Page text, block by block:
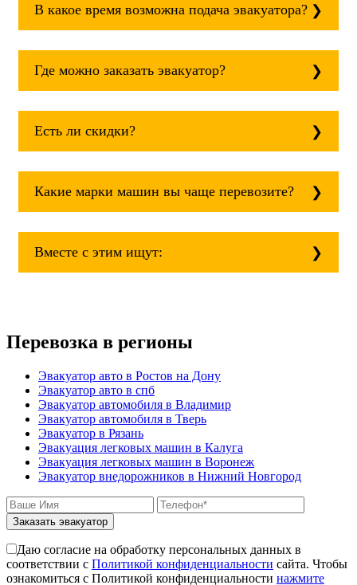
В какое время возможна подача эвакуатора?
время. Соколиная Гора всегда рядом!
Где можно заказать эвакуатор?
на любое расстояние звоните
Есть ли скидки?
можно получить дешево и быстро
Какие марки машин вы чаще перевозите?
isuzu;
nissan;
малолитражные авто и скутеры.
Вместе с этим ищут:
автоматической КПП блокировка
колес
для снегоходов
Эвакуатор с паркинга штрафстоянки
Соколиная Гора - Екатеринбург
буксровка
Как вызвать эвакуатор с подземного
паркинга
Соколиная Гора - Марьино недорого
Соколиная Гора - Питер
эвакуатор седан
эвакуатор пикапа
эвакуатор фургона
эвакуатор в сто
эвакуатор из гаража
Перевозка в регионы
Эвакуатор авто в Ростов на Дону
Эвакуатор авто в спб
Эвакуатор автомобиля в Владимир
Эвакуатор автомобиля в Тверь
Эвакуатор в Рязань
Эвакуация легковых машин в Калуга
Эвакуация легковых машин в Воронеж
Эвакуатор внедорожников в Нижний Новгород
Заказать эвакуатор
Даю согласие на обработку персональных данных в
соответствии с Политикой конфиденциальности сайта. Чтобы
ознакомиться с Политикой конфиденциальности нажмите